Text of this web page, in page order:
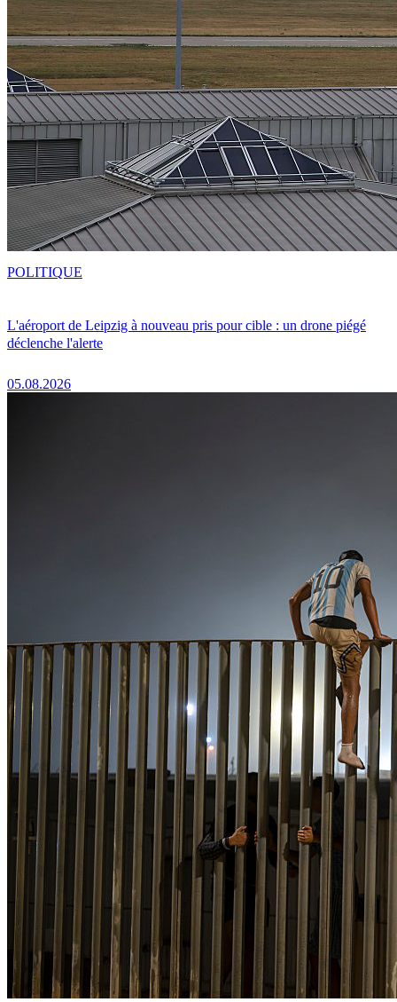
L'aéroport de Leipzig à nouveau pris pour cible : un drone piégé
déclenche l'alerte
05.08.2026
POLITIQUE